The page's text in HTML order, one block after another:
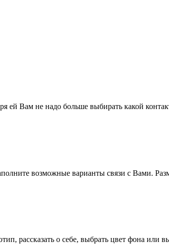
ей Вам не надо больше выбирать какой
возможные варианты связи с Вами.
рассказать о себе, выбрать цвет фона или